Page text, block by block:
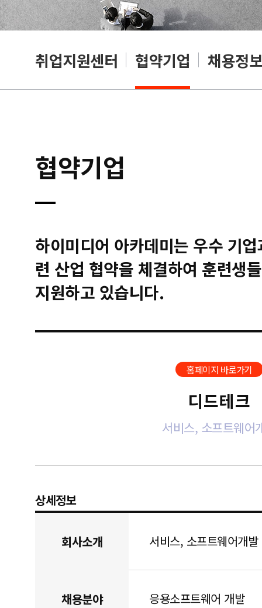
취업지원센터 협약기업 채용정보
협약기업
하이미디어 아카데미는 우수 기
련 산업 협약을 체결하여 훈련생
지원하고 있습니다.
홈페이지 바로가기
디드테크
서비스, 소프트웨어
상세정보
회사소개 서비스, 소프트웨어개발
채용분야 응용소프트웨어 개발